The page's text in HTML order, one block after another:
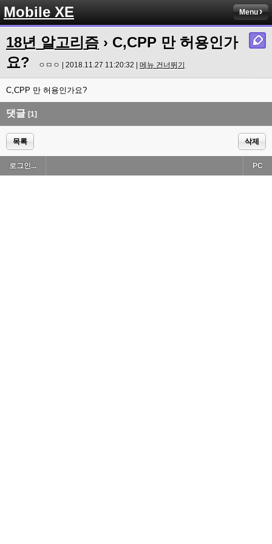
Mobile XE Menu
18년 알고리즘 › C,CPP 만 허용인가
요?
ㅇㅁㅇ | 2018.11.27 11:20:32 | 메뉴 건너뛰기
C,CPP 만 허용인가요?
댓글 [1]
목록 삭제
로그인... PC